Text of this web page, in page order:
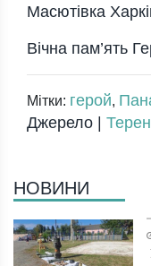
Масютівка
Вічна пам’ять
Мітки: герой,
Джерело | Терен
НОВИНИ